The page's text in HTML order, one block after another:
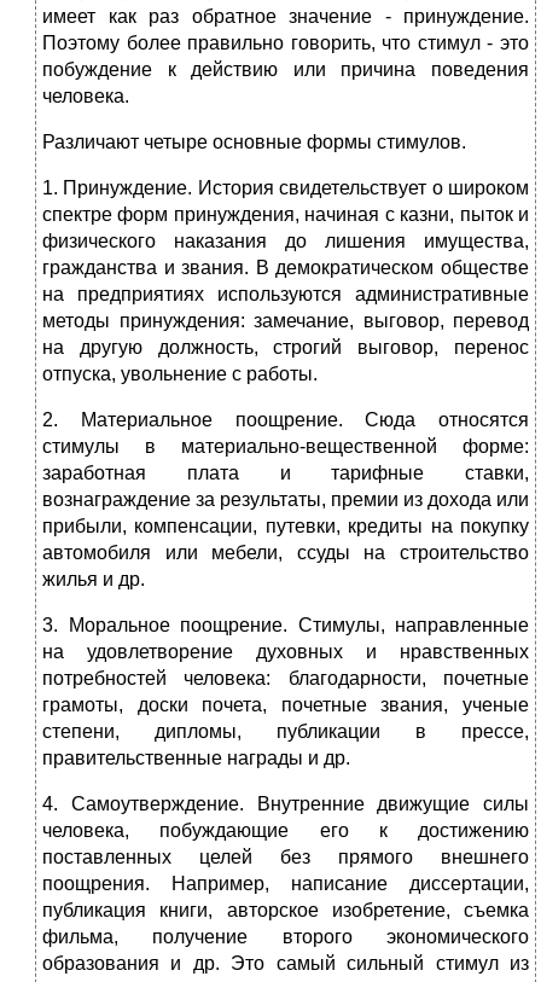
имеет как раз обратное значение - принуждение.
Поэтому более правильно говорить, что стимул - это
побуждение к действию или причина поведения
человека.
Различают четыре основные формы стимулов.
1. Принуждение. История свидетельствует о широком
спектре форм при­нуждения, начиная с казни, пыток и
физического наказания до лишения имущест­ва,
гражданства и звания. В демократическом обществе
на предприятиях исполь­зуются административные
методы принуждения: замечание, выговор, перевод
на другую должность, строгий выговор, перенос
отпуска, увольнение с работы.
2. Материальное поощрение. Сюда относятся
стимулы в материально-вещественной форме:
заработная плата и тарифные ставки,
вознаграждение за ре­зультаты, премии из дохода или
прибыли, компенсации, путевки, кредиты на по­купку
автомобиля или мебели, ссуды на строительство
жилья и др.
3. Моральное поощрение. Стимулы, направленные
на удовлетворение ду­ховных и нравственных
потребностей человека: благодарности, почетные
грамо­ты, доски почета, почетные звания, ученые
степени, дипломы, публикации в прес­се,
правительственные награды и др.
4. Самоутверждение. Внутренние движущие силы
человека, побуждающие его к достижению
поставленных целей без прямого внешнего
поощрения. Напри­мер, написание диссертации,
публикация книги, авторское изобретение, съемка
фильма, получение второго экономического
образования и др. Это самый сильный стимул из